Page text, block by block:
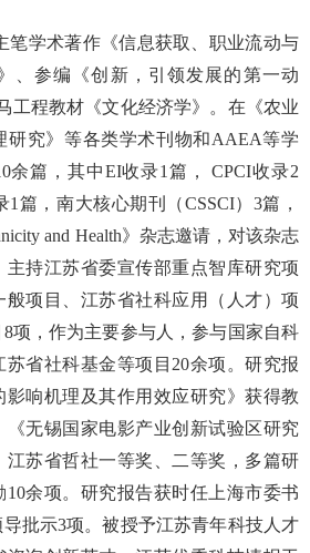
笔学术著作《信息获取、职业流动与
、参编《创新，引领发展的第一动
工程教材《文化经济学》。在《农业
研究》等各类学术刊物和AAEA等学
余篇，其中EI收录1篇， CPCI收录2
1篇，南大核心期刊（CSSCI）3篇，
and Health》杂志邀请，对该杂志
主持江苏省委宣传部重点智库研究项
般项目、江苏省社科应用（人才）项
项，作为主要参与人，参与国家自科
省社科基金等项目20余项。研究报
响机理及其作用效应研究》获得教
《无锡国家电影产业创新试验区研究
江苏省哲社一等奖、二等奖，多篇研
余项。研究报告获时任上海市委书
批示3项。被授予江苏青年科技人才